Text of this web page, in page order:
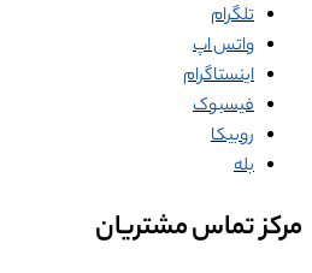
تلگرام
واتس اپ
اینستاگرام
فیسبوک
روبیکا
بله
مرکز تماس مشتریان